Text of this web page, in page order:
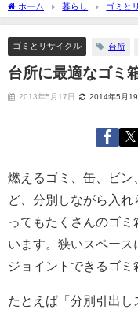
ホーム 暮らし ゴミと
ゴミとリサイクル 台所
台所に最適なゴミ
2013年5月17日 2014年5月19
燃えるゴミ、缶、ビン
ど、分別しながら入
ってもたくさんのゴミ
います。狭いスペー
ジョイントできるゴミ
たとえば「分別引出し